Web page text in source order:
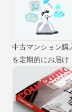
中古マンション購
を定期的にお届け